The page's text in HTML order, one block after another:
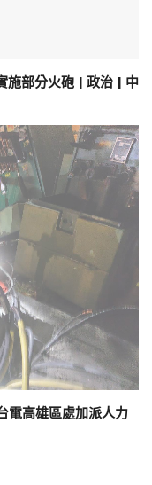
施部分火砲 | 政治 | 中
電高雄區處加派人力